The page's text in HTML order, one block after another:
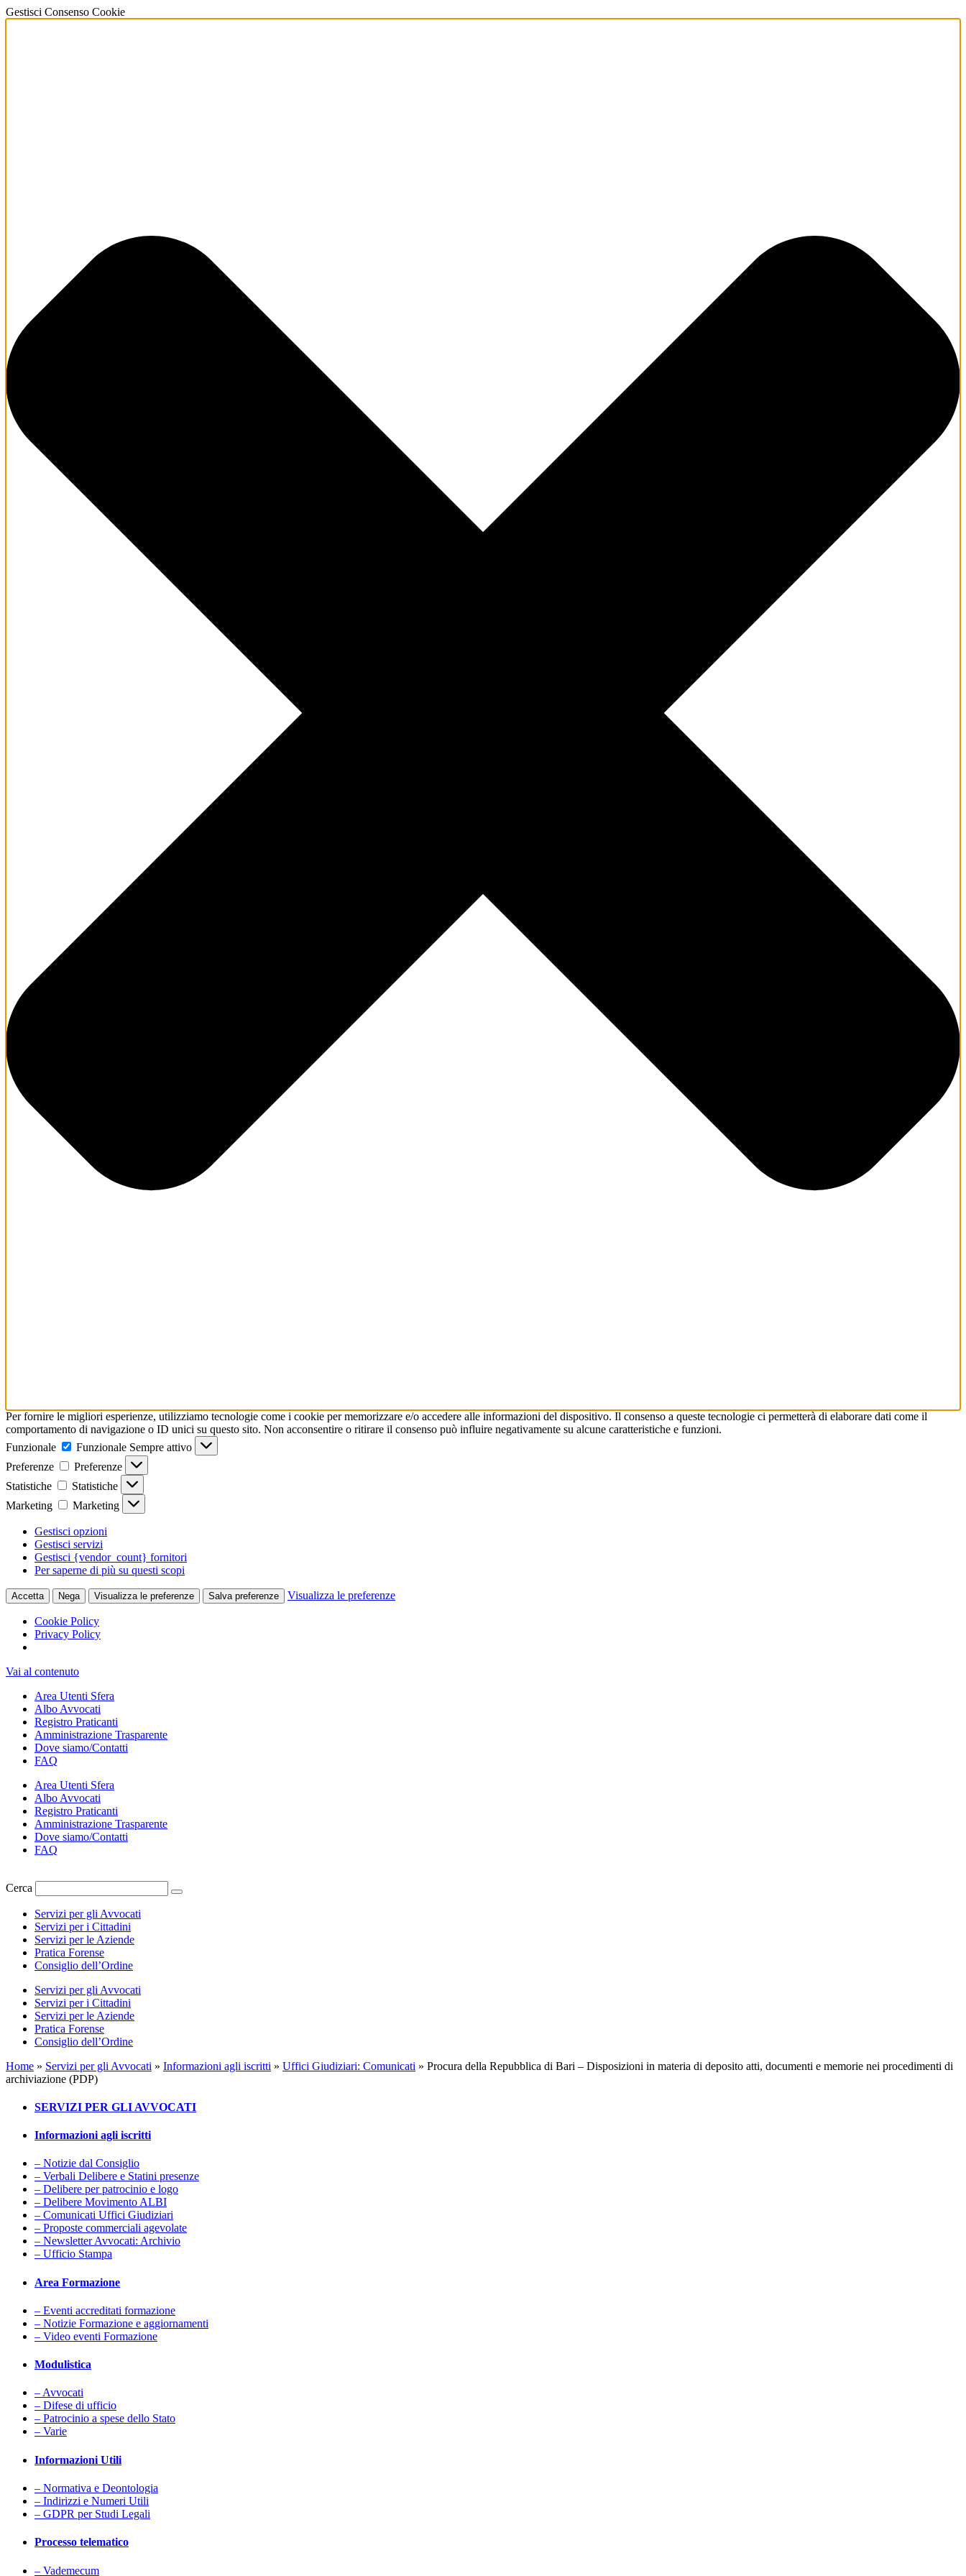
Gestisci Consenso Cookie
Per fornire le migliori esperienze, utilizziamo tecnologie come i cookie per memorizzare e/o accedere alle informazioni del dispositivo. Il consenso a queste tecnologie ci permetterà di elaborare dati come il
comportamento di navigazione o ID unici su questo sito. Non acconsentire o ritirare il consenso può influire negativamente su alcune caratteristiche e funzioni.
Funzionale
Funzionale Sempre attivo
Preferenze
Preferenze
Statistiche
Statistiche
Marketing
Marketing
Gestisci opzioni
Gestisci servizi
Gestisci {vendor_count} fornitori
Per saperne di più su questi scopi
Accetta Nega Visualizza le preferenze Salva preferenze Visualizza le preferenze
Cookie Policy
Privacy Policy
Vai al contenuto
Area Utenti Sfera
Albo Avvocati
Registro Praticanti
Amministrazione Trasparente
Dove siamo/Contatti
FAQ
Area Utenti Sfera
Albo Avvocati
Registro Praticanti
Amministrazione Trasparente
Dove siamo/Contatti
FAQ
Cerca
Servizi per gli Avvocati
Servizi per i Cittadini
Servizi per le Aziende
Pratica Forense
Consiglio dell’Ordine
Servizi per gli Avvocati
Servizi per i Cittadini
Servizi per le Aziende
Pratica Forense
Consiglio dell’Ordine
Home » Servizi per gli Avvocati » Informazioni agli iscritti » Uffici Giudiziari: Comunicati » Procura della Repubblica di Bari – Disposizioni in materia di deposito atti, documenti e memorie nei procedimenti di
archiviazione (PDP)
SERVIZI PER GLI AVVOCATI
Informazioni agli iscritti
– Notizie dal Consiglio
– Verbali Delibere e Statini presenze
– Delibere per patrocinio e logo
– Delibere Movimento ALBI
– Comunicati Uffici Giudiziari
– Proposte commerciali agevolate
– Newsletter Avvocati: Archivio
– Ufficio Stampa
Area Formazione
– Eventi accreditati formazione
– Notizie Formazione e aggiornamenti
– Video eventi Formazione
Modulistica
– Avvocati
– Difese di ufficio
– Patrocinio a spese dello Stato
– Varie
Informazioni Utili
– Normativa e Deontologia
– Indirizzi e Numeri Utili
– GDPR per Studi Legali
Processo telematico
– Vademecum